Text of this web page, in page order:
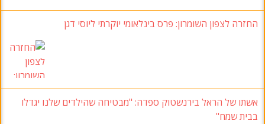
החזרה לצפון השומרון: פרס בינלאומי יוקרתי ליוסי דגן
אשתו של הראל בירנשטוק ספדה: "מבטיחה שהילדים שלנו יגדלו
בבית שמח"